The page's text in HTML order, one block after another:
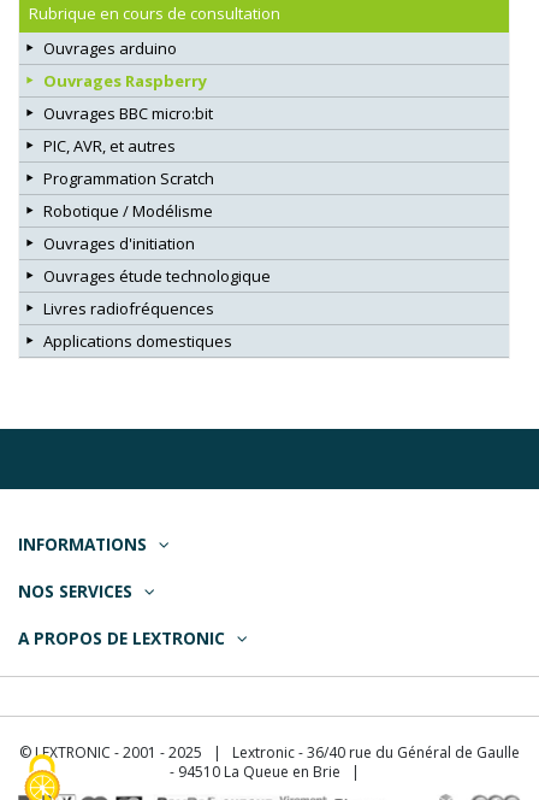
Rubrique en cours de consultation
Ouvrages arduino
Ouvrages Raspberry
Ouvrages BBC micro:bit
PIC, AVR, et autres
Programmation Scratch
Robotique / Modélisme
Ouvrages d'initiation
Ouvrages étude technologique
Livres radiofréquences
Applications domestiques
INFORMATIONS
NOS SERVICES
A PROPOS DE LEXTRONIC
© LEXTRONIC - 2001 - 2025 | Lextronic - 36/40 rue du Général de Gaulle
- 94510 La Queue en Brie |